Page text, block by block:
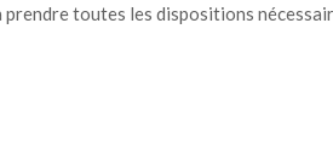
toutes les dispositions